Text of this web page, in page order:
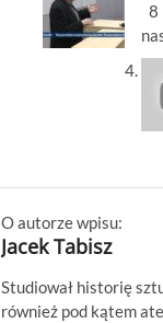
8
O autorze wpisu:
Jacek Tabisz
Studiował historię
również pod kątem